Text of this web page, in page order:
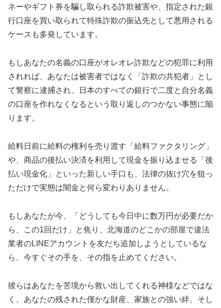
ネーやギフト券を騙し取られる詐欺被害や、指定された銀
行口座を買い取られて特殊詐欺の振込先として悪用される
ケースも多発しています。
もしあなたの名義の口座がオレオレ詐欺などの犯罪に利用
されれば、あなたは被害者ではなく「詐欺の共犯者」とし
て警察に逮捕され、日本のすべての銀行で二度と自分名義
の口座を作れなくなるという取り返しのつかない事態に陥
ります。
給料日前に給料の権利を売り渡す「給料ファクタリング」
や、商品の後払い決済を利用して現金を振り込ませる「後
払い現金化」といった新しい手口も、法律の抜け穴を狙っ
ただけで実態は闇金と何ら変わりありません。
もしあなたが今、「どうしても今日中に数万円が必要だか
ら、この1回だけ」と焦り、北海道のどこかの部屋で違法
業者のLINEアカウントを友だち追加しようとしているな
ら、今すぐその手を、その指を止めてください。
彼らはあなたを苦境から救い出してくれる神様などではな
く、あなたの残された僅かな財産、家族との強い絆、そし